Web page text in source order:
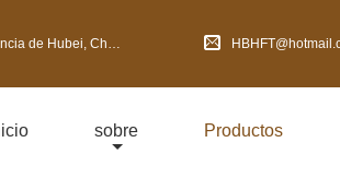
de Hubei, China
sobre Productos